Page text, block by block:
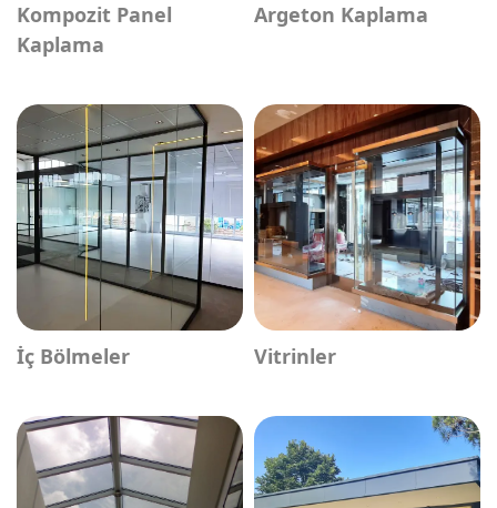
Kompozit Panel
Kaplama
Argeton Kaplama
İç Bölmeler Vitrinler